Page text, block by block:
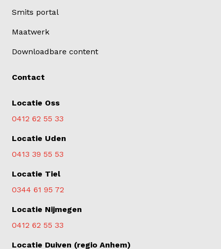
Smits portal
Maatwerk
Downloadbare content
Contact
Locatie Oss
0412 62 55 33
Locatie Uden
0413 39 55 53
Locatie Tiel
0344 61 95 72
Locatie Nijmegen
0412 62 55 33
Locatie Duiven (regio Anhem)